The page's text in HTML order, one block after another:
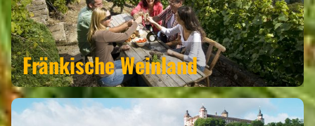
Fränkische Weinland